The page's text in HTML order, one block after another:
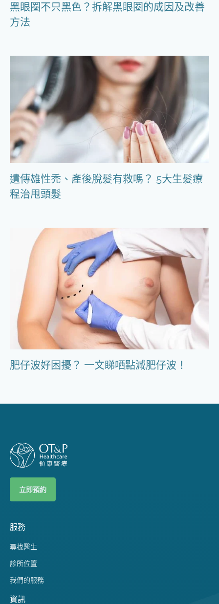
黑眼圈不只黑色？拆解黑眼圈的成因及改善
方法
遺傳雄性禿、產後脫髮有救嗎？ 5大生髮療
程治甩頭髮
肥仔波好困擾？ 一文睇哂點減肥仔波！
立即預約
服務
尋找醫生
診所位置
我們的服務
資訊